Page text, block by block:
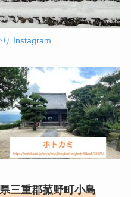
り Instagram
三重郡菰野町小島